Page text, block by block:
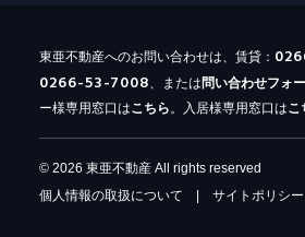
東亜不動産へのお問い合わせは、賃貸：
0266-53-7008、または 問い合わせフォ
ー様専用窓口はこちら。入居様専用窓口はこ
© 2026 東亜不動産 All rights reserved
個人情報の取扱について
サイトポリシー